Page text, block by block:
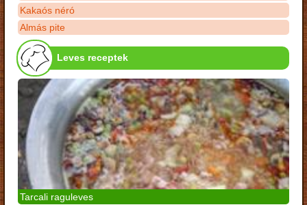
Kakaós néró
Almás pite
Leves receptek
Tarcali raguleves